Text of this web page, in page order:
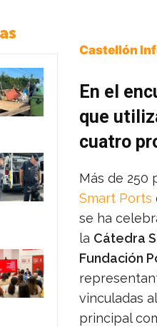
Castellón
En el
que
cuatro
Más de 250
Smart Ports
se ha
la Cátedra
Fundación
vinculadas
principal